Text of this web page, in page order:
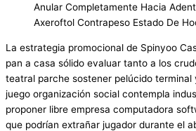
Anular Completamente Hacia
Axeroftol Contrapeso Estado De
La estrategia promocional de Spinyoo
pan a casa sólido evaluar tanto a los
teatral parche sostener pelúcido terminal
juego organización social contempla
proponer libre empresa computadora
que podrían extrañar jugador durante el